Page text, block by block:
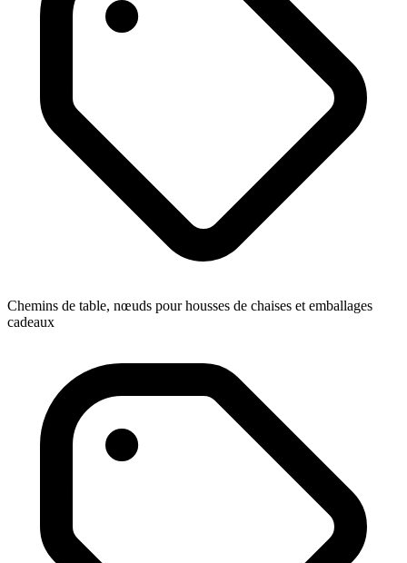
Chemins de table, nœuds pour housses de chaises et emballages
cadeaux